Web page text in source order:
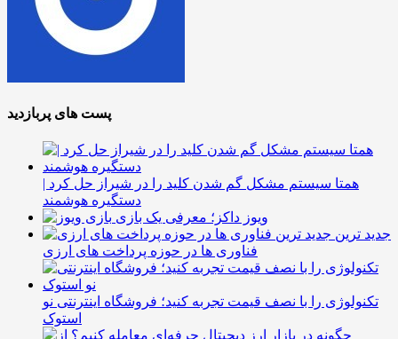
پست های پربازدید
همتا سیستم مشکل گم شدن کلید را در شیراز حل کرد |
دستگیره هوشمند
ویوز داکز؛ معرفی یک بازی
جدید ترین
فناوری ها در حوزه پرداخت های ارزی
تکنولوژی را با نصف قیمت تجربه کنید؛ فروشگاه اینترنتی نو
استوک